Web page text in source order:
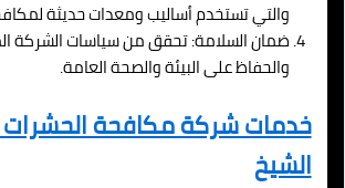
والتي تستخدم أساليب ومعدات حديثة
ضمان السلامة: تحقق من سياسات الشركة
والحفاظ على البيئة والصحة العامة.
خدمات شركة مكافحة
الشيخ